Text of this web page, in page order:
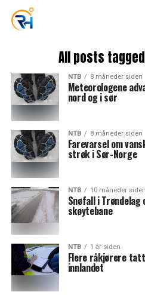
All posts
NTB 8 måneder siden
Meteorologene
nord og i sør
NTB 8 måneder siden
Farevarsel om
strøk i Sør-Norge
NTB 10 måneder siden
Snøfall i Trøndelag
skøytebane
NTB 1 år siden
Flere råkjørere
innlandet